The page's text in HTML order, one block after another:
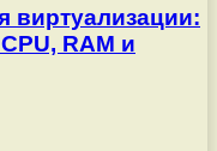
виртуализации:
RAM и